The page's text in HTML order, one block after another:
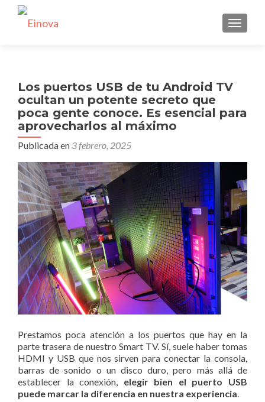
Los puertos USB de tu Android TV
ocultan un potente secreto que
poca gente conoce. Es esencial para
aprovecharlos al máximo
Publicada en 3 febrero, 2025
Prestamos poca atención a los puertos que hay en la
parte trasera de nuestro Smart TV. Sí, suele haber tomas
HDMI y USB que nos sirven para conectar la consola,
barras de sonido o un disco duro, pero más allá de
establecer la conexión, elegir bien el puerto USB
puede marcar la diferencia en nuestra experiencia.